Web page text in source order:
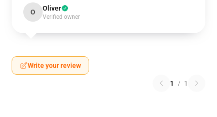
O Oliver
Verified owner
Write your review
1 / 1